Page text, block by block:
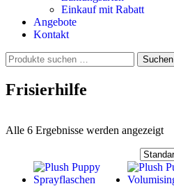
Einkauf mit Rabatt
Angebote
Kontakt
Suchen
nach:
Suchen
Frisierhilfe
Alle 6 Ergebnisse werden angezeigt